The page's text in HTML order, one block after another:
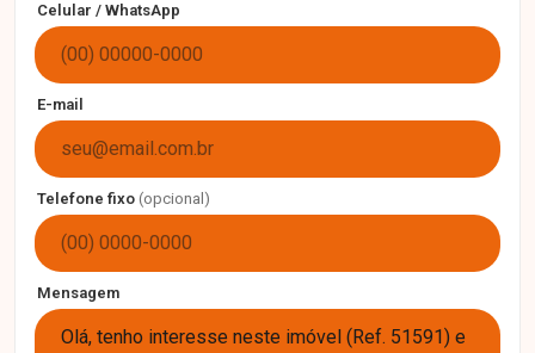
Celular / WhatsApp
E-mail
Telefone fixo (opcional)
Mensagem